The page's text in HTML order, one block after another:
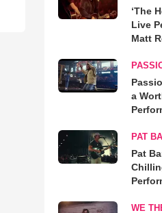
‘The
Live
Matt
a
PAT
Pat
WE